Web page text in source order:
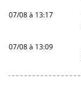
07/08 à 13:17
07/08 à 13:09